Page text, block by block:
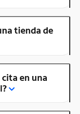
tienda de
en una